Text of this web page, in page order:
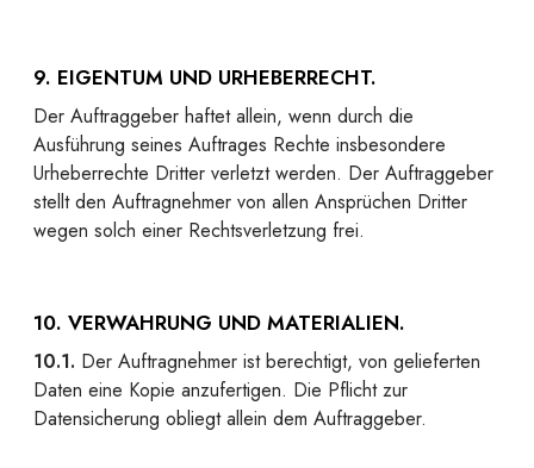
9. EIGENTUM UND URHEBERRECHT.
Der Auftraggeber haftet allein, wenn durch die
Ausführung seines Auftrages Rechte insbesondere
Urheberrechte Dritter verletzt werden. Der Auftraggeber
stellt den Auftragnehmer von allen Ansprüchen Dritter
wegen solch einer Rechtsverletzung frei.
10. VERWAHRUNG UND MATERIALIEN.
10.1. Der Auftragnehmer ist berechtigt, von gelieferten
Daten eine Kopie anzufertigen. Die Pflicht zur
Datensicherung obliegt allein dem Auftraggeber.